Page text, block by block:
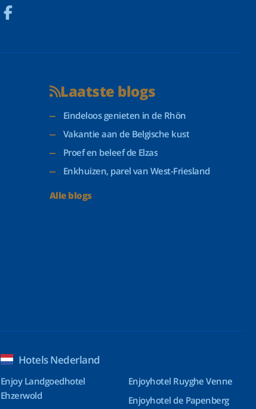
Laatste blogs
Eindeloos genieten in de Rhön
Vakantie aan de Belgische kust
Proef en beleef de Elzas
Enkhuizen, parel van West-Friesland
Alle blogs
Hotels Nederland
Enjoy Landgoedhotel
Ehzerwold
Enjoyhotel Ruyghe Venne
Enjoyhotel de Papenberg